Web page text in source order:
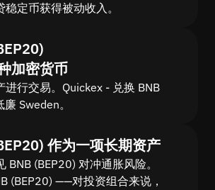
定币获得被动收入。
加密货币
进行交易。Quickex - 兑换 BNB
Sweden。
作为一项长期资产
BNB (BEP20) 对冲通胀风险。
(BEP20) ——对投资组合来说，